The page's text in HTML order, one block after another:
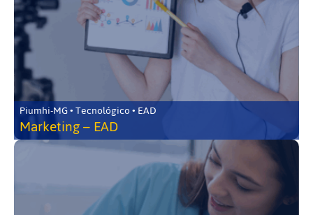
Piumhi-MG • Tecnológico • EAD
Marketing – EAD